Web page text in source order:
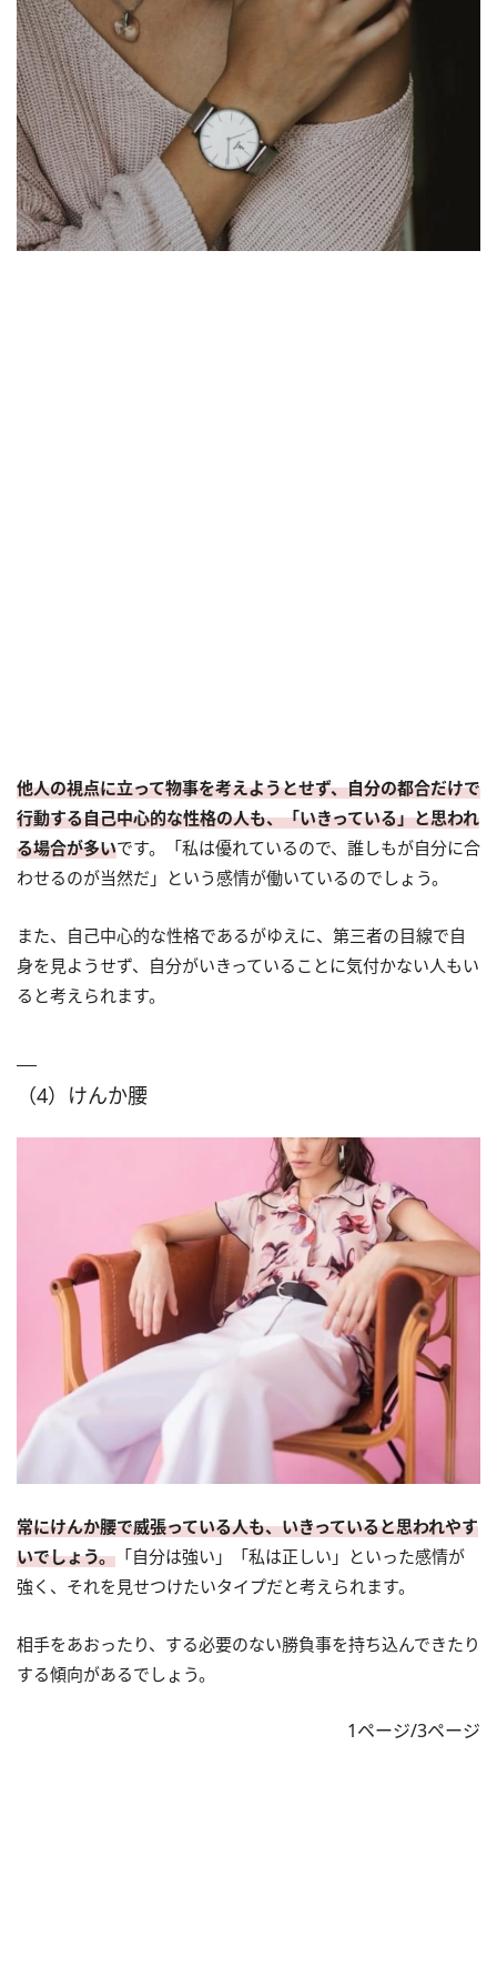
他人の視点に立って物事を考えようとせず、自分の都合だけで
行動する自己中心的な性格の人も、「いきっている」と思われ
る場合が多いです。「私は優れているので、誰しもが自分に合
わせるのが当然だ」という感情が働いているのでしょう。
また、自己中心的な性格であるがゆえに、第三者の目線で自
身を見ようせず、自分がいきっていることに気付かない人もい
ると考えられます。
（4）けんか腰
常にけんか腰で威張っている人も、いきっていると思われやす
いでしょう。 「自分は強い」「私は正しい」といった感情が
強く、それを見せつけたいタイプだと考えられます。
相手をあおったり、する必要のない勝負事を持ち込んできたり
する傾向があるでしょう。
1ページ/3ページ